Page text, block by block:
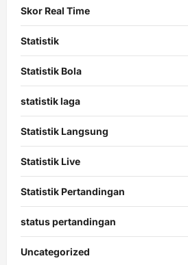
Skor Real Time
Statistik
Statistik Bola
statistik laga
Statistik Langsung
Statistik Live
Statistik Pertandingan
status pertandingan
Uncategorized